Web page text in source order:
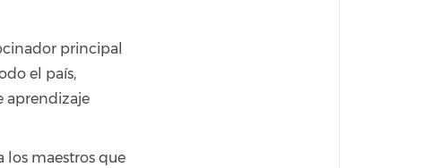
principal
el país,
aprendizaje
los maestros que